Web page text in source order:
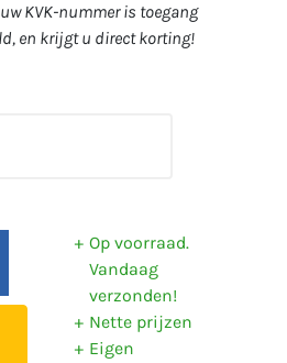
KVK-nummer is toegang
en krijgt u direct korting!
Op voorraad.
Vandaag
verzonden!
Nette prijzen
Eigen